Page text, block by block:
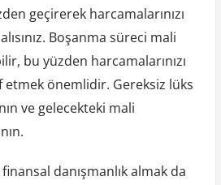
geçirerek harcamalarınızı
Boşanma süreci mali
bu yüzden harcamalarınızı
önemlidir. Gereksiz lüks
ve gelecekteki mali
danışmanlık almak da